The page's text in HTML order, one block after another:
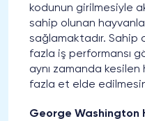
kodunun girilmesiyle
sahip olunan
sağlamaktadır. Sahip
fazla iş performansı
aynı zamanda
fazla et elde
George Washington